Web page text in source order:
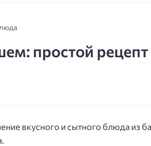
простой рецепт
вкусного и сытного блюда из